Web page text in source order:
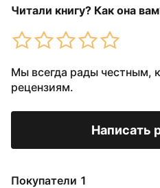
Читали книгу? Как она
Мы всегда рады честным,
рецензиям.
Написать
Покупатели 1